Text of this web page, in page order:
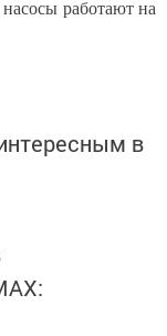
работают на
в